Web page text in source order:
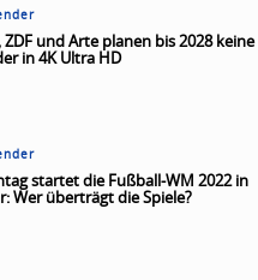
ZDF und Arte planen bis 2028 keine
in 4K Ultra HD
startet die Fußball-WM 2022 in
Wer überträgt die Spiele?